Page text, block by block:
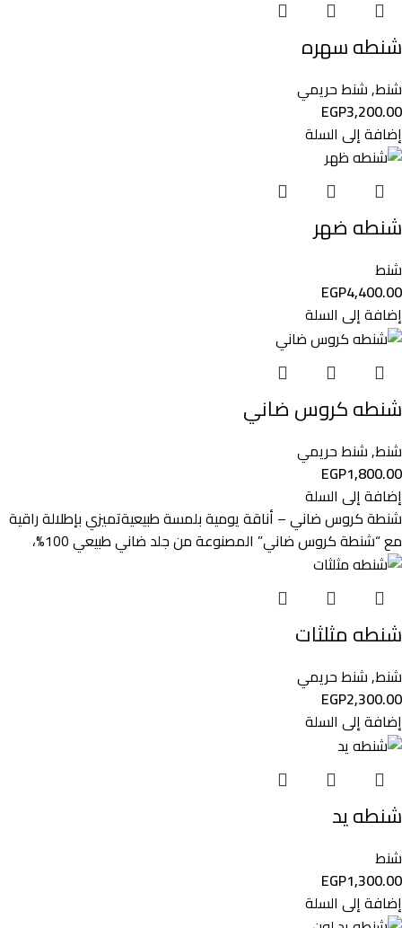
شنطه سهره
شنط,شنط حريمي
EGP3,200.00
إضافة إلى السلة
شنطه ضهر
شنط
EGP4,400.00
إضافة إلى السلة
شنطه كروس ضاني
شنط,شنط حريمي
EGP1,800.00
إضافة إلى السلة
شنطة كروس ضاني – أناقة يومية بلمسة طبيعيةتميزي بإطلالة راقية
مع “شنطة كروس ضاني” المصنوعة من جلد ضاني طبيعي 100%،
شنطه مثلثات
شنط,شنط حريمي
EGP2,300.00
إضافة إلى السلة
شنطه يد
شنط
EGP1,300.00
إضافة إلى السلة